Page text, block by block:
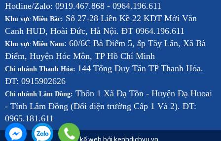
Hotline/Zalo: 0919.467.868 - 0964.196.611
Khu vực Miền Bắc: Số 27-28 Liền Kề 22 KDT Mới Vân
Canh HUD, Hoài Đức, Hà Nội. ĐT 0964.196.611
Khu vực Miền Nam: 60/6C Bà Điểm 5, ấp Tây Lân, Xã Bà
Điểm, Huyện Hóc Môn, TP Hồ Chí Minh
Chi nhánh Thanh Hóa: 144 Tống Duy Tân TP Thanh Hóa.
ĐT: 0915902626
Chi nhánh Lâm Đồng: Thôn 1 Xã Đạ Tồn - Huyện Đạ Huoai
- Tỉnh Lâm Đồng (Đối diện trường Cấp 1 Và 2). ĐT:
0965.181.611
Thiết kế web bởi kenhdichvu.vn